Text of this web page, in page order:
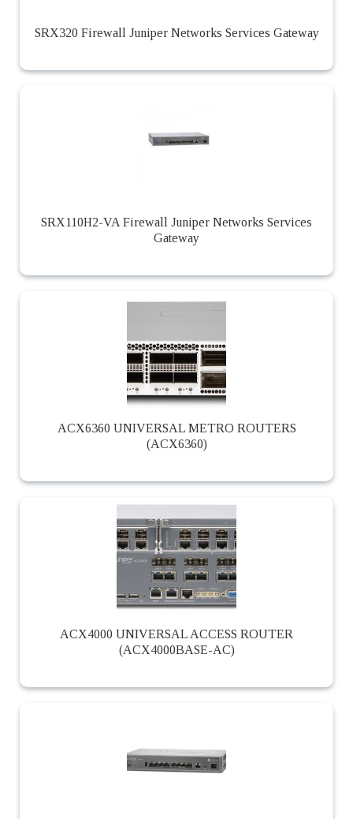
SRX320 Firewall Juniper Networks Services Gateway
SRX110H2-VA Firewall Juniper Networks Services
Gateway
ACX6360 UNIVERSAL METRO ROUTERS
(ACX6360)
ACX4000 UNIVERSAL ACCESS ROUTER
(ACX4000BASE-AC)